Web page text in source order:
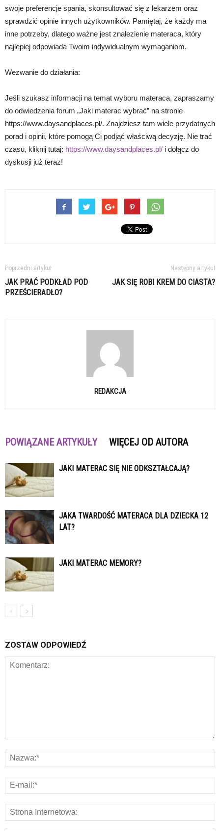
swoje preferencje spania, skonsultować się z lekarzem oraz
sprawdzić opinie innych użytkowników. Pamiętaj, że każdy ma
inne potrzeby, dlatego ważne jest znalezienie materaca, który
najlepiej odpowiada Twoim indywidualnym wymaganiom.
Wezwanie do działania:
Jeśli szukasz informacji na temat wyboru materaca, zapraszamy
do odwiedzenia forum „Jaki materac wybrać” na stronie
https://www.daysandplaces.pl/. Znajdziesz tam wiele przydatnych
porad i opinii, które pomogą Ci podjąć właściwą decyzję. Nie trać
czasu, kliknij tutaj: https://www.daysandplaces.pl/ i dołącz do
dyskusji już teraz!
Poprzedni artykuł
JAK PRAĆ PODKŁAD POD
PRZEŚCIERADŁO?
Następny artykuł
JAK SIĘ ROBI KREM DO CIASTA?
REDAKCJA
POWIĄZANE ARTYKUŁY WIĘCEJ OD AUTORA
JAKI MATERAC SIĘ NIE ODKSZTAŁCAJĄ?
JAKA TWARDOŚĆ MATERACA DLA DZIECKA 12
LAT?
JAKI MATERAC MEMORY?
ZOSTAW ODPOWIEDŹ